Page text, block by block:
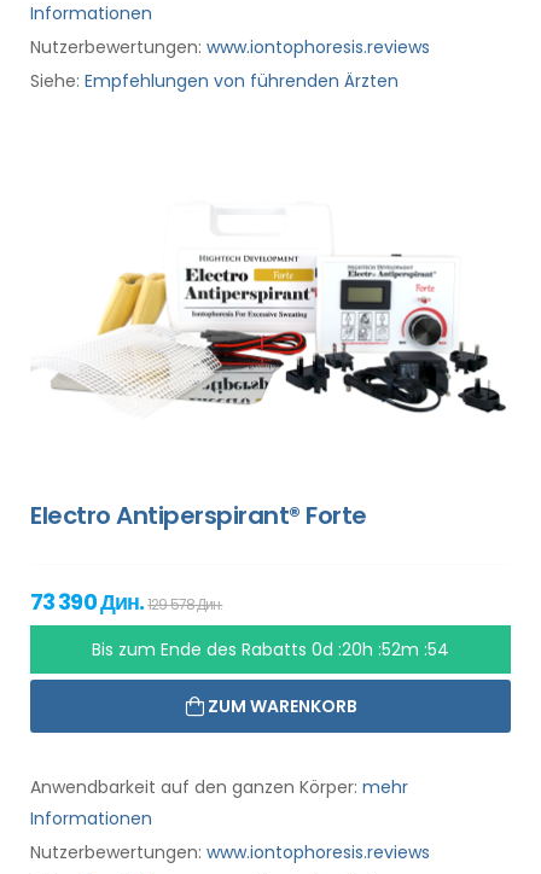
Informationen
Nutzerbewertungen: www.iontophoresis.reviews
Siehe: Empfehlungen von führenden Ärzten
Electro Antiperspirant® Forte
73 390 Дин.129 578 Дин.
Bis zum Ende des Rabatts0d :20h :52m :53
ZUM WARENKORB
Anwendbarkeit auf den ganzen Körper: mehr
Informationen
Nutzerbewertungen: www.iontophoresis.reviews